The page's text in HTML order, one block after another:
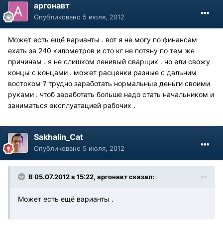
аргонавт
Опубликовано 5 июля, 2012
Может есть ещё варианты . вот я не могу по финансам
ехать за 240 километров и сто кг не потяну по тем же
причинам . я не слишком ленивый сварщик . но ели свожу
концы с концами . может расценки разные с дальним
востоком ? трудно заработать нормальные деньги своими
руками . чтоб заработать больше надо стать начальником и
заниматься эксплуатацией рабочих .
Sakhalin_Cat
Опубликовано 5 июля, 2012
В 05.07.2012 в 15:22, аргонавт сказал:
Может есть ещё варианты .